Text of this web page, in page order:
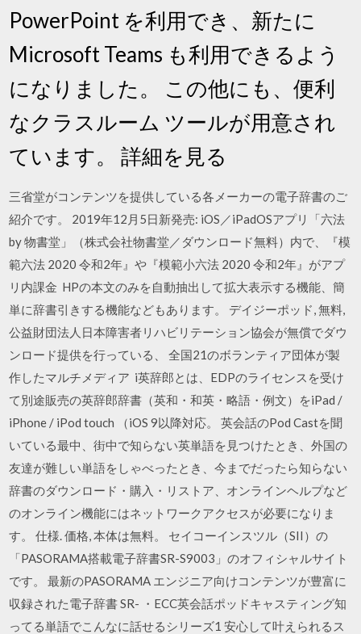
PowerPoint を利用でき、新たに
Microsoft Teams も利用できるよう
になりました。 この他にも、便利
なクラスルーム ツールが用意され
ています。 詳細を見る
三省堂がコンテンツを提供している各メーカーの電子辞書のご
紹介です。 2019年12月5日新発売: iOS／iPadOSアプリ「六法
by 物書堂」（株式会社物書堂／ダウンロード無料）内で、『模
範六法 2020 令和2年』や『模範小六法 2020 令和2年』がアプ
リ内課金 HPの本文のみを自動抽出して拡大表示する機能、簡
単に辞書引きする機能などもあります。 デイジーポッド, 無料,
公益財団法人日本障害者リハビリテーション協会が無償でダウ
ンロード提供を行っている、 全国21のボランティア団体が製
作したマルチメディア i英辞郎とは、EDPのライセンスを受け
て別途販売の英辞郎辞書（英和・和英・略語・例文）をiPad /
iPhone / iPod touch （iOS 9以降対応。 英会話のPod Castを聞
いている最中、街中で知らない英単語を見つけたとき、外国の
友達が難しい単語をしゃべったとき、今までだったら知らない
辞書のダウンロード・購入・リストア、オンラインヘルプなど
のオンライン機能にはネットワークアクセスが必要になりま
す。 仕様. 価格, 本体は無料。 セイコーインスツル（SII）の
「PASORAMA搭載電子辞書SR-S9003」のオフィシャルサイト
です。 最新のPASORAMA エンジニア向けコンテンツが豊富に
収録された電子辞書 SR- ・ECC英会話ポッドキャスティング知
ってる単語でこんなに話せるシリーズ1 安心して叶えられるス